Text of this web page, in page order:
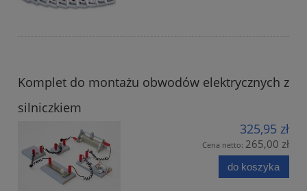
Komplet do montażu obwodów elektrycznych z
silniczkiem
325,95 zł
Cena netto: 265,00 zł
do koszyka